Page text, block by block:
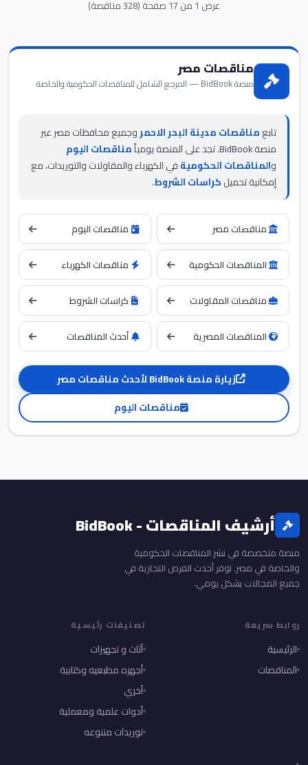
عرض 1 من 17 صفحة (328 مناقصة)
مناقصات مصر
منصة BidBook — المرجع الشامل للمناقصات الحكومية والخاصة
تابعمناقصات مدينة البحر الاحمروجميع محافظات مصر عبر
منصة BidBook. تجد على المنصة يومياً
مناقصات اليوم
والمناقصات الحكوميةفي الكهرباء والمقاولات والتوريدات، مع
إمكانية تحميلكراسات الشروط.
مناقصات مصر مناقصات اليوم
المناقصات الحكومية مناقصات الكهرباء
مناقصات المقاولات كراسات الشروط
المناقصات المصرية أحدث المناقصات
زيارة منصة BidBook لأحدث مناقصات مصر
مناقصات اليوم
أرشيف المناقصات - BidBook
منصة متخصصة في نشر المناقصات الحكومية
والخاصة في مصر. نوفر أحدث الفرص التجارية في
جميع المجالات بشكل يومي.
روابط سريعة
الرئيسية
المناقصات
تصنيفات رئيسية
أثاث و تجهيزات
أجهزه مطبعيه وكتابية
أخري
أدوات علمية ومعملية
توريدات متنوعه